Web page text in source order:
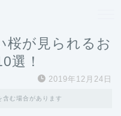
桜が見られるお
選！
2019年12月24日
含む場合があります